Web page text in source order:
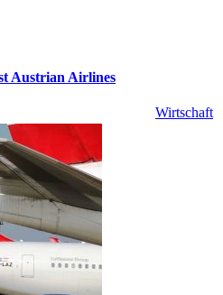
Austrian Airlines
Wirtschaft